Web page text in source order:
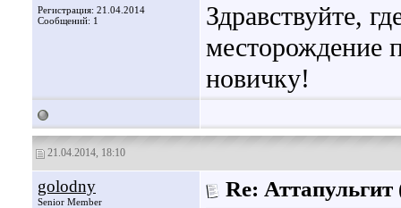
Регистрация: 21.04.2014
Сообщений: 1
Здравствуйте,
месторождение
новичку!
21.04.2014, 18:10
golodny
Senior Member
Re: